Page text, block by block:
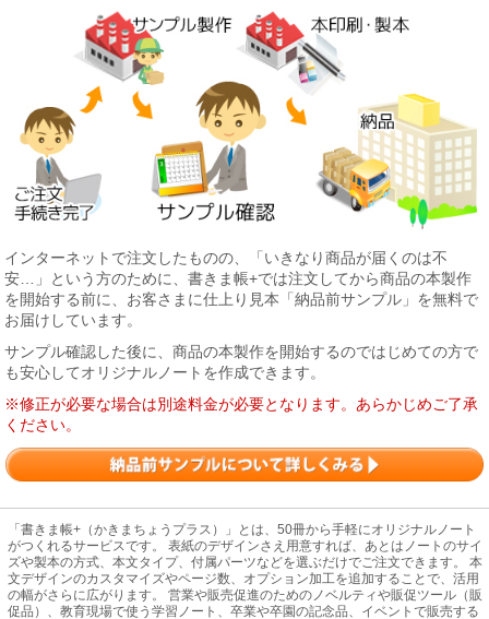
インターネットで注文したものの、「いきなり商品が届くのは不
安…」という方のために、書きま帳+では注文してから商品の本製作
を開始する前に、お客さまに仕上り見本「納品前サンプル」を無料で
お届けしています。
サンプル確認した後に、商品の本製作を開始するのではじめての方で
も安心してオリジナルノートを作成できます。
※修正が必要な場合は別途料金が必要となります。あらかじめご了承
ください。
「書きま帳+（かきまちょうプラス）」とは、50冊から手軽にオリジナルノート
がつくれるサービスです。 表紙のデザインさえ用意すれば、あとはノートのサイ
ズや製本の方式、本文タイプ、付属パーツなどを選ぶだけでご注文できます。 本
文デザインのカスタマイズやページ数、オプション加工を追加することで、活用
の幅がさらに広がります。 営業や販売促進のためのノベルティや販促ツール（販
促品）、教育現場で使う学習ノート、卒業や卒園の記念品、イベントで販売する